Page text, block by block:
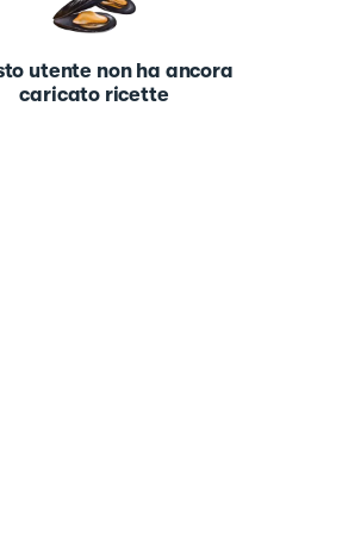
utente non ha ancora
caricato ricette